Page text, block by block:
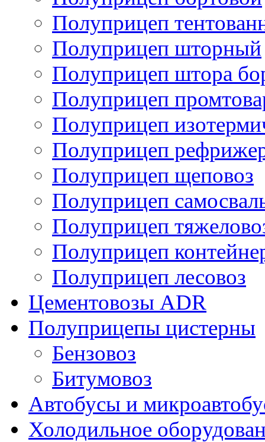
Полуприцеп
Полуприцеп шторный
Полуприцеп штора
Полуприцеп
Полуприцеп
Полуприцеп
Полуприцеп щеповоз
Полуприцеп
Полуприцеп
Полуприцеп
Полуприцеп лесовоз
Цементовозы ADR
Полуприцепы цистерны
Бензовоз
Битумовоз
Автобусы и
Холодильное